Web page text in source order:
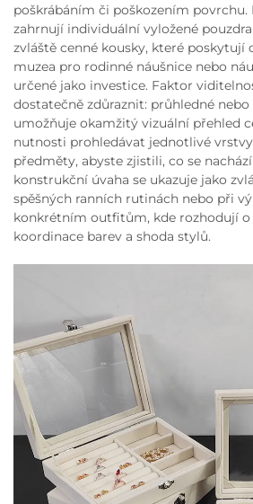
poškrábáním či poškozením povrchu.
zahrnují individuální vyložené
zvláště cenné kousky, které poskytují
muzea pro rodinné náušnice nebo
určené jako investice. Faktor
dostatečně zdůraznit: průhledné
umožňuje okamžitý vizuální přehled
nutnosti prohledávat jednotlivé
předměty, abyste zjistili, co se
konstrukční úvaha se ukazuje jako
spěšných ranních rutinách nebo při
konkrétním outfitům, kde rozhodují o
koordinace barev a shoda stylů.